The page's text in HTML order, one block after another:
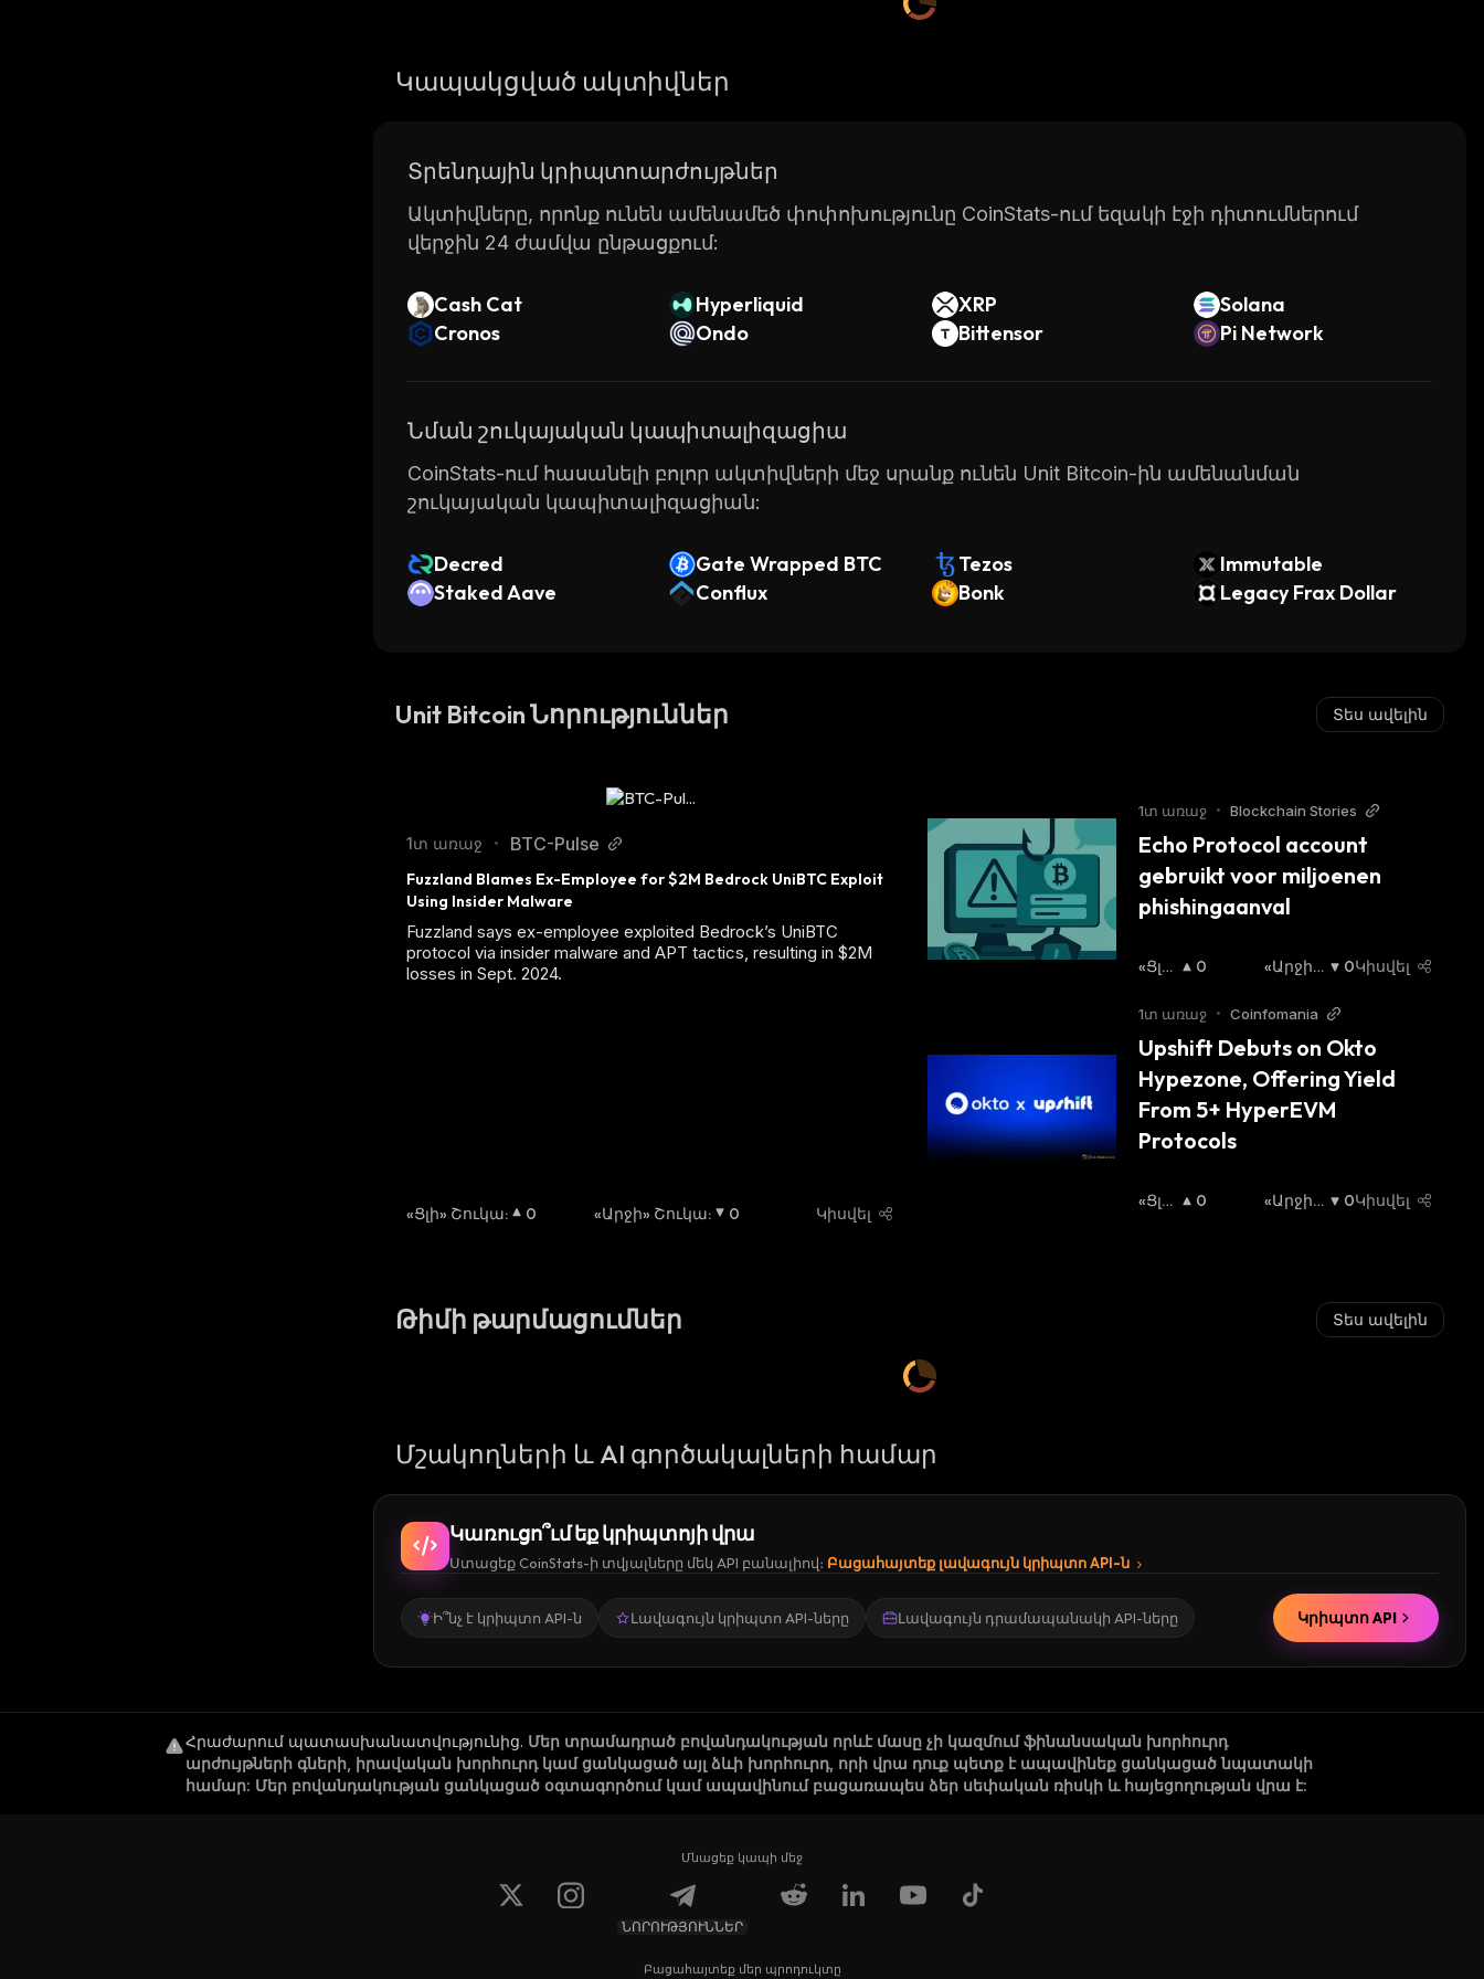
Կապակցված ակտիվներ
Տրենդային կրիպտոարժույթներ
Ակտիվները, որոնք ունեն ամենամեծ փոփոխությունը CoinStats-ում եզակի էջի դիտումներում
վերջին 24 ժամվա ընթացքում:
Cash Cat Hyperliquid XRP
Solana
Cronos
Ondo Bittensor Pi Network
Նման շուկայական կապիտալիզացիա
CoinStats-ում հասանելի բոլոր ակտիվների մեջ սրանք ունեն Unit Bitcoin-ին ամենանման
շուկայական կապիտալիզացիան:
Decred Gate Wrapped BTC Tezos
Immutable
Staked Aave
Conflux Bonk Legacy Frax Dollar
Unit Bitcoin Նորություններ Տես ավելին
1տ առաջ • BTC-Pulse
Fuzzland Blames Ex-Employee for $2M Bedrock UniBTC Exploit
Using Insider Malware
Fuzzland says ex-employee exploited Bedrock’s UniBTC
protocol via insider malware and APT tactics, resulting in $2M
losses in Sept. 2024.
«Ցլի» Շուկա: 0 «Արջի» Շուկա: 0 Կիսվել
1տ առաջ • Blockchain Stories
Echo Protocol account
gebruikt voor miljoenen
phishingaanval
«Ցլ
Ուկ
0
«Արջի»
0Կիսվել
1տ առաջ • Coinfomania
Upshift Debuts on Okto
Hypezone, Offering Yield
From 5+ HyperEVM
Protocols
«Ցլ
0
«Արջի»
0Կիսվել
Թիմի թարմացումներ Տես ավելին
Մշակողների և AI գործակալների համար
Կառուցո՞ւմ եք կրիպտոյի վրա
Ստացեք CoinStats-ի տվյալները մեկ API բանալիով։ Բացահայտեք լավագույն կրիպտո API-ն
Ի՞նչ է կրիպտո API-ն Լավագույն կրիպտո API-ները Լավագույն դրամապանակի API-ները Կրիպտո API
Հրաժարում պատասխանատվությունից. Մեր տրամադրած բովանդակության որևէ մասը չի կազմում ֆինանսական խորհուրդ
արժույթների գների, իրավական խորհուրդ կամ ցանկացած այլ ձևի խորհուրդ, որի վրա դուք պետք է ապավինեք ցանկացած նպատակի
համար: Մեր բովանդակության ցանկացած օգտագործում կամ ապավինում բացառապես ձեր սեփական ռիսկի և հայեցողության վրա է:
Մնացեք կապի մեջ
ՆՈՐՈՒԹՅՈՒՆՆԵՐ
Բացահայտեք մեր պրոդուկտը